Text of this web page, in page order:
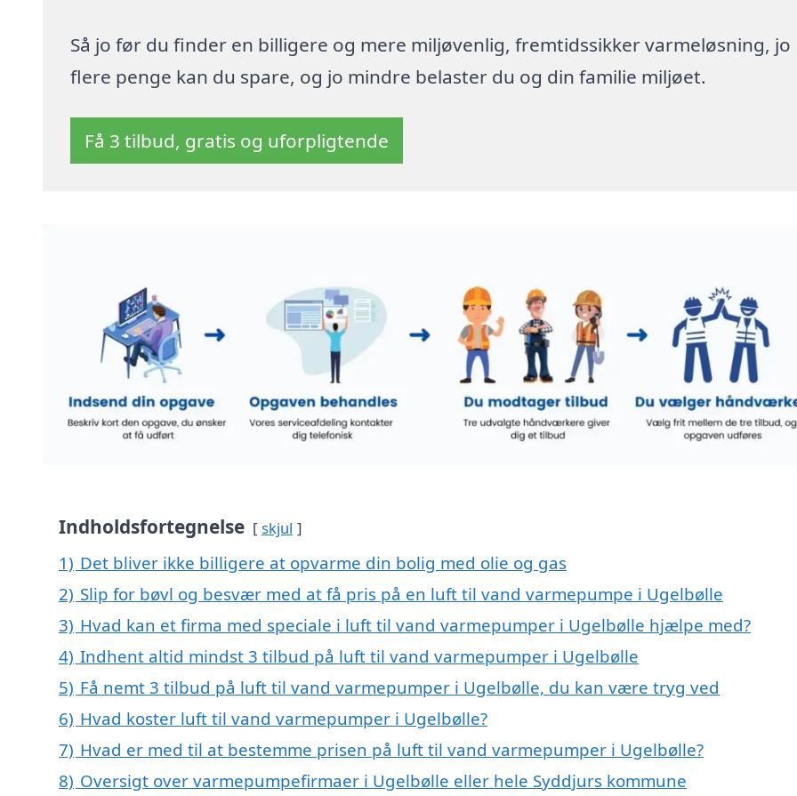
Så jo før du finder en billigere og mere miljøvenlig, fremtidssikker varmeløsning, jo
flere penge kan du spare, og jo mindre belaster du og din familie miljøet.
Få 3 tilbud, gratis og uforpligtende
Indholdsfortegnelse skjul
1) Det bliver ikke billigere at opvarme din bolig med olie og gas
2) Slip for bøvl og besvær med at få pris på en luft til vand varmepumpe i Ugelbølle
3) Hvad kan et firma med speciale i luft til vand varmepumper i Ugelbølle hjælpe med?
4) Indhent altid mindst 3 tilbud på luft til vand varmepumper i Ugelbølle
5) Få nemt 3 tilbud på luft til vand varmepumper i Ugelbølle, du kan være tryg ved
6) Hvad koster luft til vand varmepumper i Ugelbølle?
7) Hvad er med til at bestemme prisen på luft til vand varmepumper i Ugelbølle?
8) Oversigt over varmepumpefirmaer i Ugelbølle eller hele Syddjurs kommune